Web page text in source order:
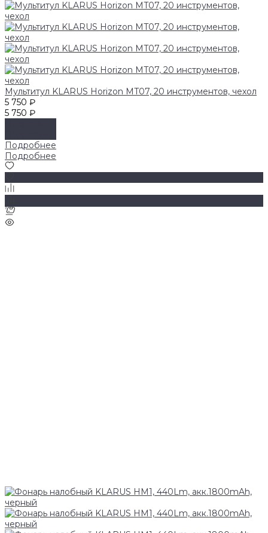
Мультитул KLARUS Horizon MT07, 20 инструментов, чехол
5 750 ₽
5 750 ₽
Подробнее
Подробнее